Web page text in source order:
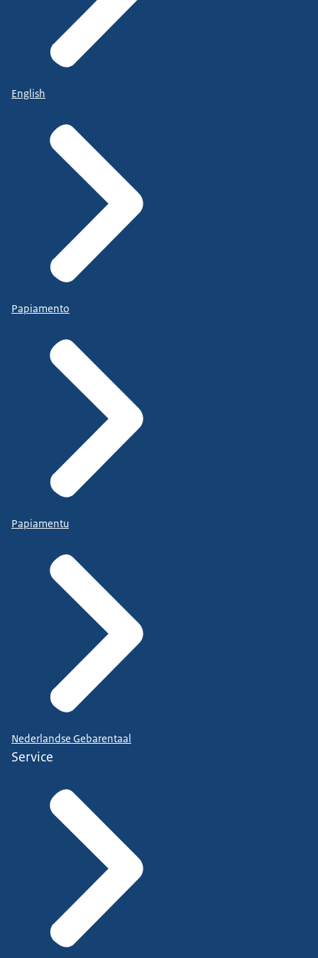
English
Papiamento
Papiamentu
Nederlandse Gebarentaal
Service